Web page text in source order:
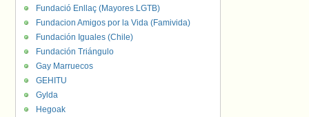
Fundació Enllaç (Mayores LGTB)
Fundacion Amigos por la Vida (Famivida)
Fundación Iguales (Chile)
Fundación Triángulo
Gay Marruecos
GEHITU
Gylda
Hegoak